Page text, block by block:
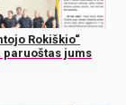
Rokiškio“
paruoštas jums